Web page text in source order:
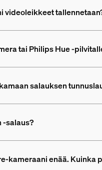
videoleikkeet
tai Philips Hue -
salauksen
-salaus?
kameraani enää.